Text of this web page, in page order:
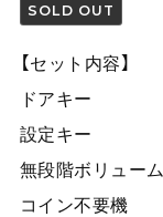
SOLD OUT
【セット内容】
ドアキー
設定キー
無段階ボリューム
コイン不要機